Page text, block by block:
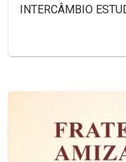
INTERCÂMBIO